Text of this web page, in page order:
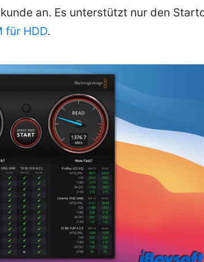
an. Es unterstützt nur den
für HDD.